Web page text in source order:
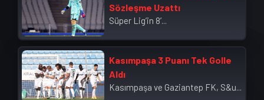
Sözleşme Uzattı
Süper Lig’in 8’...
Kasımpaşa 3 Puanı Tek Golle
Aldı
Kasımpaşa ve Gaziantep FK, S&u...